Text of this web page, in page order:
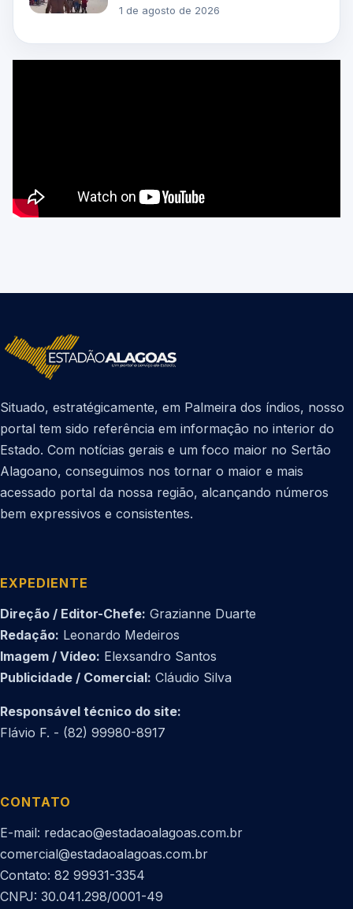
1 de agosto de 2026
Situado, estratégicamente, em Palmeira dos índios, nosso
portal tem sido referência em informação no interior do
Estado. Com notícias gerais e um foco maior no Sertão
Alagoano, conseguimos nos tornar o maior e mais
acessado portal da nossa região, alcançando números
bem expressivos e consistentes.
EXPEDIENTE
Direção / Editor-Chefe: Grazianne Duarte
Redação: Leonardo Medeiros
Imagem / Vídeo: Elexsandro Santos
Publicidade / Comercial: Cláudio Silva
Responsável técnico do site:
Flávio F. - (82) 99980-8917
CONTATO
E-mail: redacao@estadaoalagoas.com.br
comercial@estadaoalagoas.com.br
Contato: 82 99931-3354
CNPJ: 30.041.298/0001-49